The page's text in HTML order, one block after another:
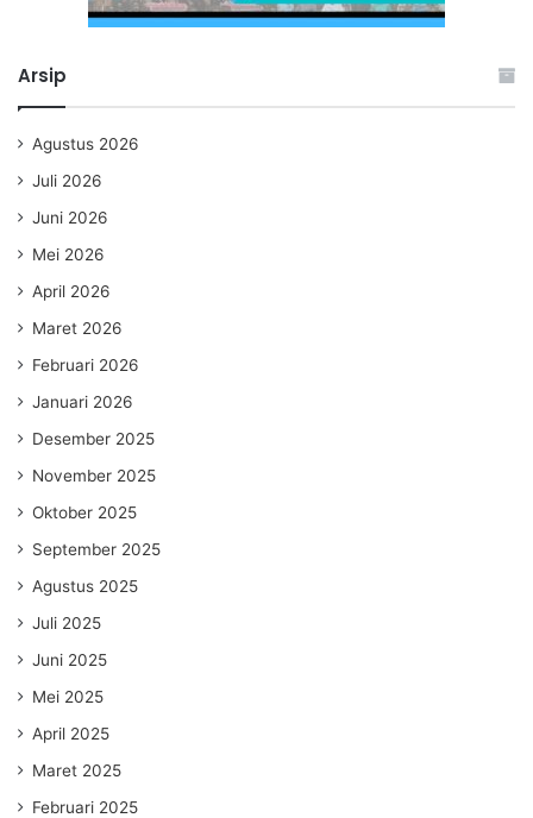
Arsip
Agustus 2026
Juli 2026
Juni 2026
Mei 2026
April 2026
Maret 2026
Februari 2026
Januari 2026
Desember 2025
November 2025
Oktober 2025
September 2025
Agustus 2025
Juli 2025
Juni 2025
Mei 2025
April 2025
Maret 2025
Februari 2025